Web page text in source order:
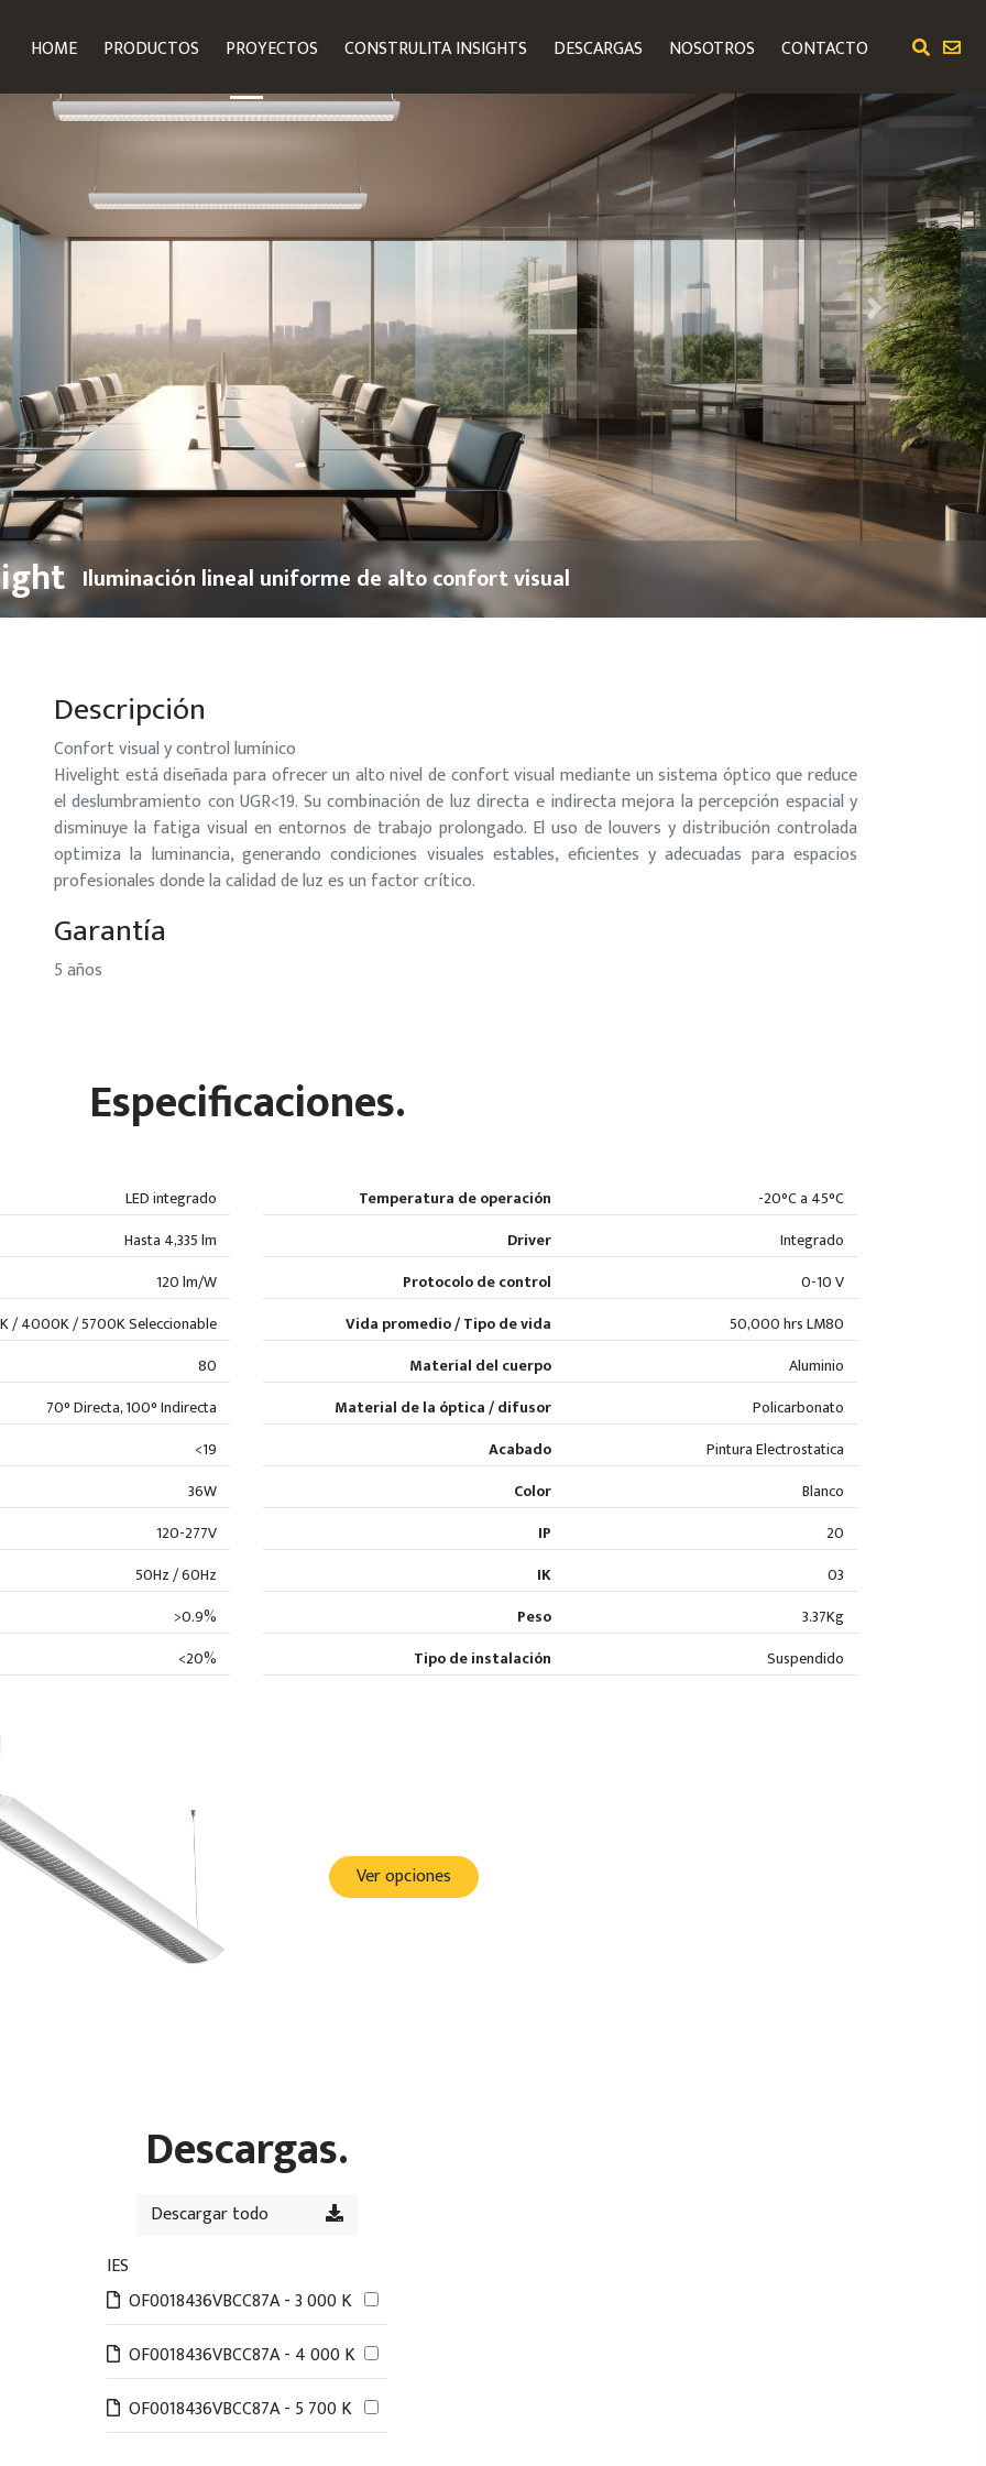
HOME PRODUCTOS PROYECTOS CONSTRULITA INSIGHTS DESCARGAS NOSOTROS CONTACTO
Iluminación lineal uniforme de alto confort visual
Next
Descripción
Confort visual y control lumínico
Hivelight está diseñada para ofrecer un alto nivel de confort visual mediante un sistema óptico que reduce
el deslumbramiento con UGR<19. Su combinación de luz directa e indirecta mejora la percepción espacial y
disminuye la fatiga visual en entornos de trabajo prolongado. El uso de louvers y distribución controlada
optimiza la luminancia, generando condiciones visuales estables, eficientes y adecuadas para espacios
profesionales donde la calidad de luz es un factor crítico.
Garantía
5 años
Especificaciones.
LED integrado
Hasta 4,335 lm
120 lm/W
/ 4000K / 5700K Seleccionable
80
70° Directa, 100° Indirecta
<19
36W
120-277V
50Hz / 60Hz
>0.9%
<20%
Temperatura de operación
-20°C a 45°C
Driver
Integrado
Protocolo de control
0-10 V
Vida promedio / Tipo de vida
50,000 hrs LM80
Material del cuerpo
Aluminio
Material de la óptica / difusor
Policarbonato
Acabado
Pintura Electrostatica
Color
Blanco
IP
20
IK
03
Peso
3.37Kg
Tipo de instalación
Suspendido
Ver opciones
Descargas.
Descargar todo
IES
OF0018436VBCC87A - 3 000 K
OF0018436VBCC87A - 4 000 K
OF0018436VBCC87A - 5 700 K